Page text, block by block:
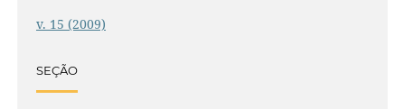
v. 15 (2009)
SEÇÃO